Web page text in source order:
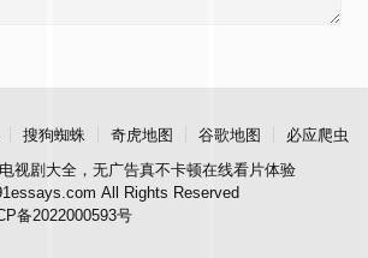
搜狗蜘蛛 奇虎地图 谷歌地图
必应爬虫
视剧大全，无广告真不卡顿在线看片体验
All Rights Reserved
备2022000593号